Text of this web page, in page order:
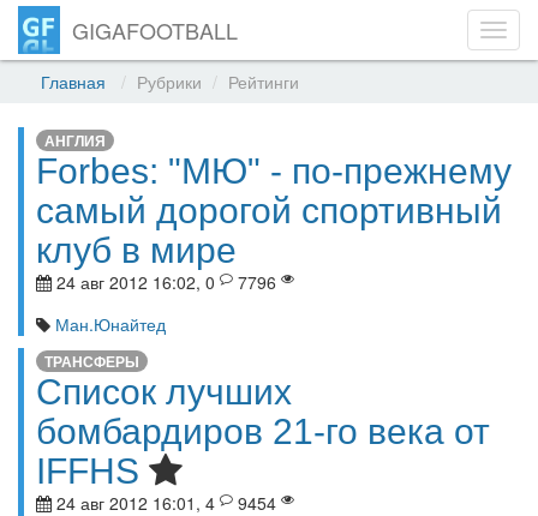
GIGAFOOTBALL
Главная Рубрики Рейтинги
АНГЛИЯ
Forbes: "МЮ" - по-прежнему
самый дорогой спортивный
клуб в мире
24 авг 2012 16:02, 0
7796
Ман.Юнайтед
ТРАНСФЕРЫ
Список лучших
бомбардиров 21-го века от
IFFHS
24 авг 2012 16:01, 4
9454